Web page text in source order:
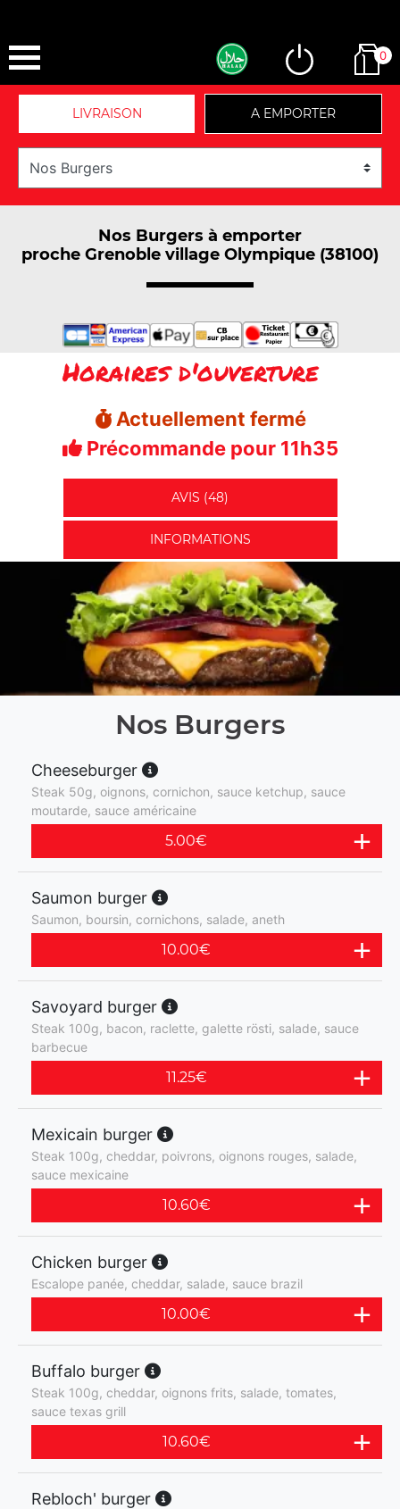
0
LIVRAISON A EMPORTER
Nos Burgers à emporter
proche Grenoble village Olympique (38100)
Horaires d'ouverture
Actuellement fermé
Précommande pour 11h35
AVIS (48)
INFORMATIONS
Nos Burgers
Cheeseburger
Steak 50g, oignons, cornichon, sauce ketchup, sauce
moutarde, sauce américaine
5.00€
Saumon burger
Saumon, boursin, cornichons, salade, aneth
10.00€
Savoyard burger
Steak 100g, bacon, raclette, galette rösti, salade, sauce
barbecue
11.25€
Mexicain burger
Steak 100g, cheddar, poivrons, oignons rouges, salade,
sauce mexicaine
10.60€
Chicken burger
Escalope panée, cheddar, salade, sauce brazil
10.00€
Buffalo burger
Steak 100g, cheddar, oignons frits, salade, tomates,
sauce texas grill
10.60€
Rebloch' burger